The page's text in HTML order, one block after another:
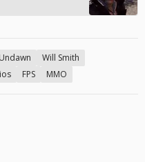
Undawn
Will Smith
FPS MMO